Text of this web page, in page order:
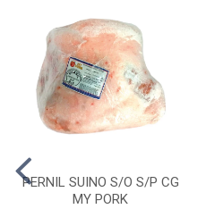
PERNIL SUINO S/O S/P CG
MY PORK